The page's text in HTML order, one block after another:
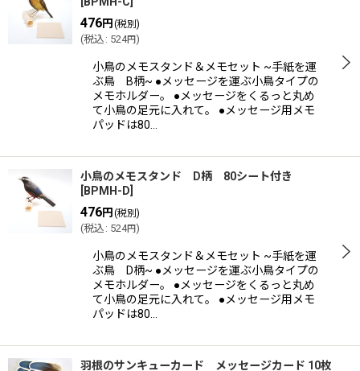
476円 (税別)
(税込 : 524円)
小鳥のメモスタンド＆メモセット ~手紙を運
ぶ鳥 B柄~ ●メッセージを運ぶ小鳥タイプの
メモホルダー。 ●メッセージをくるっと丸め
て小鳥の足元に入れて。 ●メッセージ用メモ
パッドは80…
小鳥のメモスタンド D柄 80シート付き
BPMH-D
476円 (税別)
(税込 : 524円)
小鳥のメモスタンド＆メモセット ~手紙を運
ぶ鳥 D柄~ ●メッセージを運ぶ小鳥タイプの
メモホルダー。 ●メッセージをくるっと丸め
て小鳥の足元に入れて。 ●メッセージ用メモ
パッドは80…
羽根のサンキューカード メッセージカード 10枚